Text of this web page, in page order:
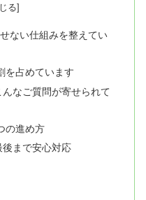
ない仕組みを整えてい
を占めています
なご質問が寄せられて
の進め方
まで安心対応